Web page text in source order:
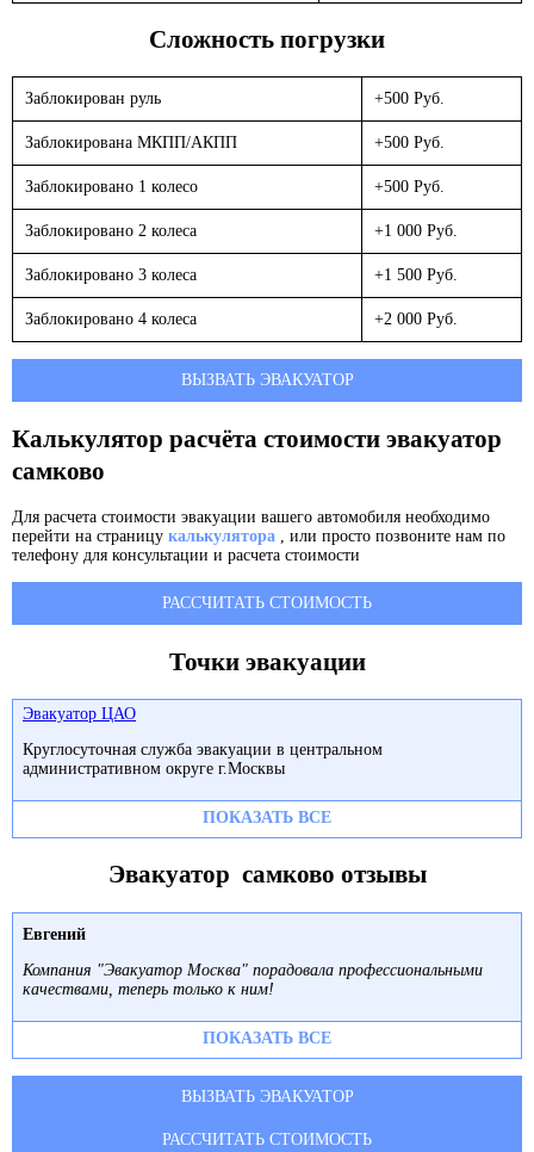
Сложность погрузки
Заблокирован руль +500 Руб.
Заблокирована МКПП/АКПП +500 Руб.
Заблокировано 1 колесо +500 Руб.
Заблокировано 2 колеса +1 000 Руб.
Заблокировано 3 колеса +1 500 Руб.
Заблокировано 4 колеса +2 000 Руб.
ВЫЗВАТЬ ЭВАКУАТОР
Калькулятор расчёта стоимости эвакуатор
самково
Для расчета стоимости эвакуации вашего автомобиля необходимо
перейти на страницу калькулятора , или просто позвоните нам по
телефону для консультации и расчета стоимости
РАССЧИТАТЬ СТОИМОСТЬ
Точки эвакуации
Эвакуатор ЦАО
Круглосуточная служба эвакуации в центральном
административном округе г.Москвы
ПОКАЗАТЬ ВСЕ
Эвакуатор самково отзывы
Евгений
Компания "Эвакуатор Москва" порадовала профессиональными
качествами, теперь только к ним!
ПОКАЗАТЬ ВСЕ
ВЫЗВАТЬ ЭВАКУАТОР
РАССЧИТАТЬ СТОИМОСТЬ